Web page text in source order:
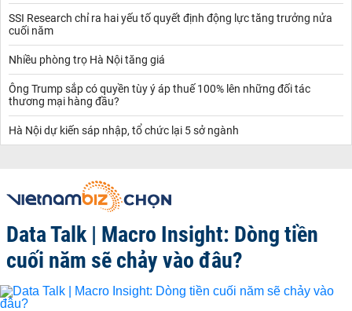
SSI Research chỉ ra hai yếu tố quyết định động lực tăng trưởng nửa
cuối năm
Nhiều phòng trọ Hà Nội tăng giá
Ông Trump sắp có quyền tùy ý áp thuế 100% lên những đối tác
thương mại hàng đầu?
Hà Nội dự kiến sáp nhập, tổ chức lại 5 sở ngành
Data Talk | Macro Insight: Dòng tiền
cuối năm sẽ chảy vào đâu?